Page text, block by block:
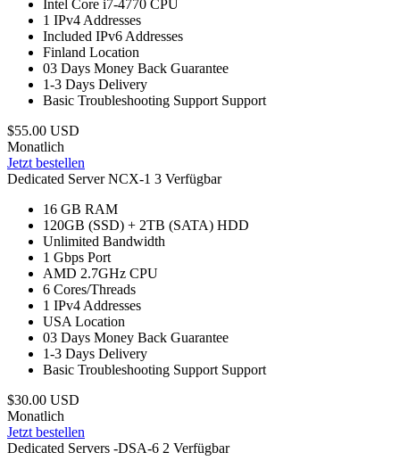
Intel Core i7-4770 CPU
1 IPv4 Addresses
Included IPv6 Addresses
Finland Location
03 Days Money Back Guarantee
1-3 Days Delivery
Basic Troubleshooting Support Support
$55.00 USD
Monatlich
Jetzt bestellen
Dedicated Server NCX-1 3 Verfügbar
16 GB RAM
120GB (SSD) + 2TB (SATA) HDD
Unlimited Bandwidth
1 Gbps Port
AMD 2.7GHz CPU
6 Cores/Threads
1 IPv4 Addresses
USA Location
03 Days Money Back Guarantee
1-3 Days Delivery
Basic Troubleshooting Support Support
$30.00 USD
Monatlich
Jetzt bestellen
Dedicated Servers -DSA-6 2 Verfügbar